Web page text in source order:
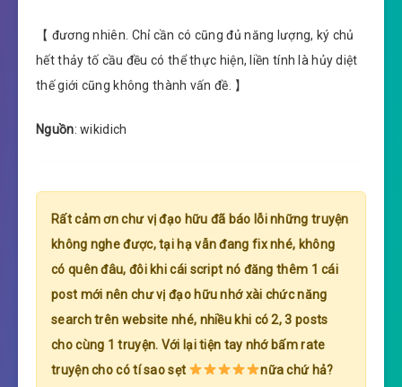
【 đương nhiên. Chỉ cần có cũng đủ năng lượng, ký chủ
hết thảy tố cầu đều có thể thực hiện, liền tính là hủy diệt
thế giới cũng không thành vấn đề. 】
Nguồn: wikidich
Rất cảm ơn chư vị đạo hữu đã báo lỗi những truyện
không nghe được, tại hạ vẫn đang fix nhé, không
có quên đâu, đôi khi cái script nó đăng thêm 1 cái
post mới nên chư vị đạo hữu nhớ xài chức năng
search trên website nhé, nhiều khi có 2, 3 posts
cho cùng 1 truyện. Với lại tiện tay nhớ bấm rate
truyện cho có tí sao sẹt
nữa chứ hả?